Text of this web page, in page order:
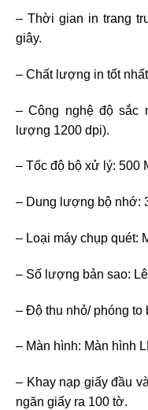
– Thời gian in trang
giây.
– Chất lượng in tốt
– Công nghệ độ sắc
lượng 1200 dpi).
– Tốc độ bộ xử lý: 500
– Dung lượng bộ nhớ:
– Loại máy chụp quét:
– Số lượng bản sao:
– Độ thu nhỏ/ phóng to
– Màn hình: Màn hình
– Khay nạp giấy đầu
ngăn giấy ra 100 tờ.